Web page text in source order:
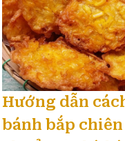
Hướng dẫn
bánh bắp